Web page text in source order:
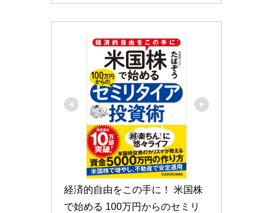
経済的自由をこの手に！ 米国株
で始める 100万円からのセミリ